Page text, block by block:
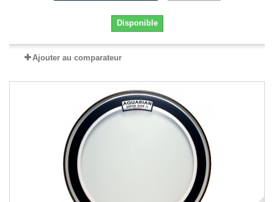
Disponible
Ajouter au comparateur